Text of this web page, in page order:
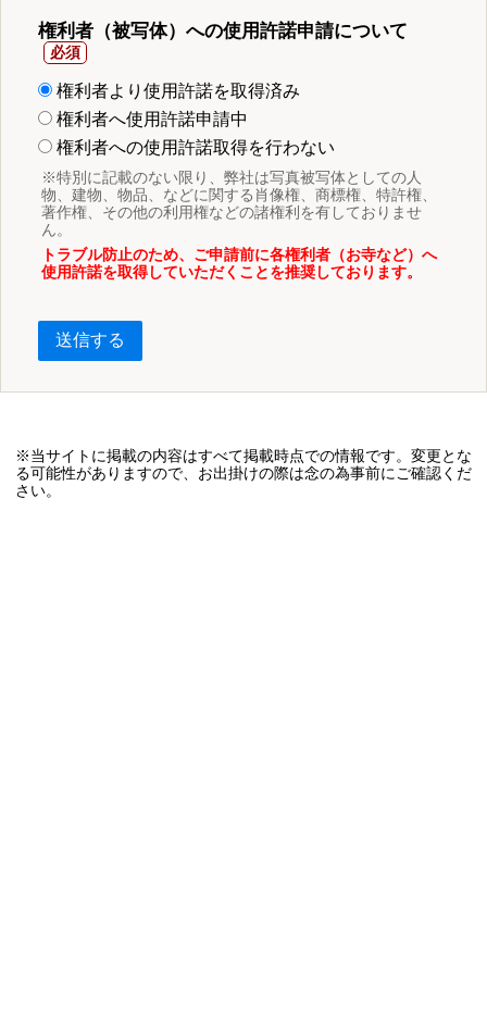
権利者（被写体）への使用許諾申請について
権利者より使用許諾を取得済み
権利者へ使用許諾申請中
権利者への使用許諾取得を行わない
※特別に記載のない限り、弊社は写真被写体としての人
物、建物、物品、などに関する肖像権、商標権、特許権、
著作権、その他の利用権などの諸権利を有しておりませ
ん。
トラブル防止のため、ご申請前に各権利者（お寺など）へ
使用許諾を取得していただくことを推奨しております。
送信する
※当サイトに掲載の内容はすべて掲載時点での情報です。変更とな
る可能性がありますので、お出掛けの際は念の為事前にご確認くだ
さい。